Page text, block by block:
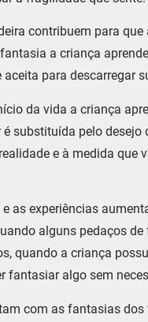
contribuem para
a criança
para descarregar
da vida a criança
substituída pelo
e à medida que
as experiências
alguns pedaços
quando a criança
fantasiar algo sem
com as fantasias